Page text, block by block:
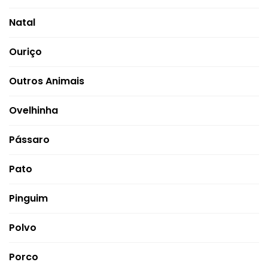
Natal
Ouriço
Outros Animais
Ovelhinha
Pássaro
Pato
Pinguim
Polvo
Porco